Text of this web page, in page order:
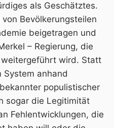
als Geschätztes.
Bevölkerungsteilen
beigetragen und
– Regierung, die
wird. Statt
System anhand
populistischer
sogar die Legitimität
Fehlentwicklungen, die